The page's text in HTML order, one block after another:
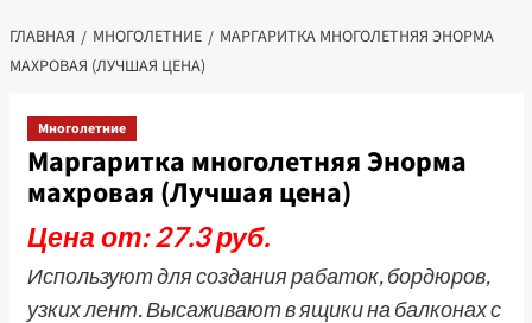
ГЛАВНАЯ МНОГОЛЕТНИЕ
МАРГАРИТКА МНОГОЛЕТНЯЯ ЭНОРМА
МАХРОВАЯ (ЛУЧШАЯ ЦЕНА)
Многолетние
Маргаритка многолетняя Энорма
махровая (Лучшая цена)
Цена от: 27.3 руб.
Используют для создания рабаток, бордюров,
узких лент. Высаживают в ящики на балконах с